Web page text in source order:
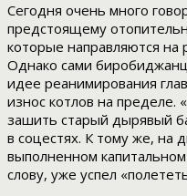
Сегодня очень много
предстоящему
которые направляются
Однако сами
идее реанимирования
износ котлов на пределе.
зашить старый дырявый
в соцестях. К тому же, на
выполненном
слову, уже успел